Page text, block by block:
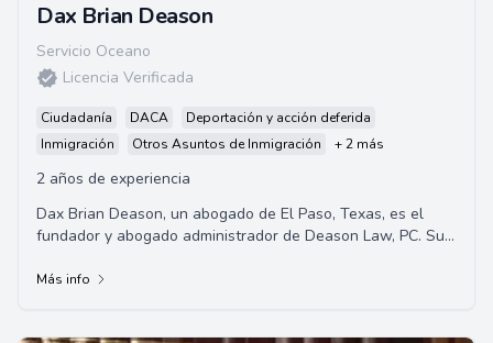
Dax Brian Deason
Servicio Oceano
Licencia Verificada
Ciudadanía DACA
Deportación y acción deferida
Inmigración
Otros Asuntos de Inmigración + 2 más
2 años de experiencia
Dax Brian Deason, un abogado de El Paso, Texas, es el
fundador y abogado administrador de Deason Law, PC. Su
Más info